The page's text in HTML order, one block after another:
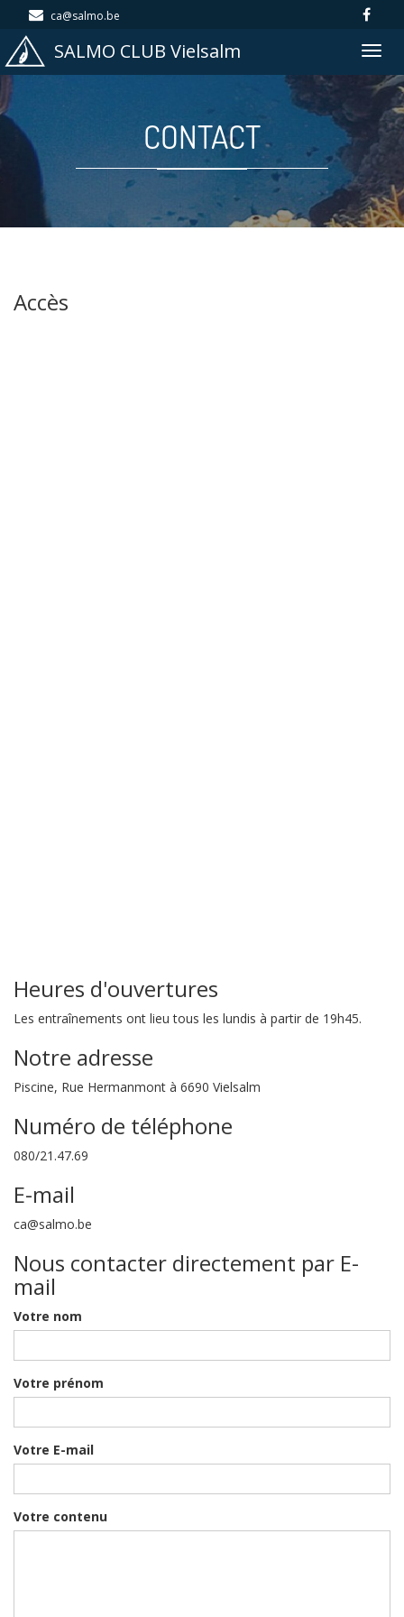
ca@salmo.be
SALMO CLUB Vielsalm
CONTACT
Accès
Heures d'ouvertures
Les entraînements ont lieu tous les lundis à partir de 19h45.
Notre adresse
Piscine, Rue Hermanmont à 6690 Vielsalm
Numéro de téléphone
080/21.47.69
E-mail
ca@salmo.be
Nous contacter directement par E-
mail
Votre nom
Votre prénom
Votre E-mail
Votre contenu